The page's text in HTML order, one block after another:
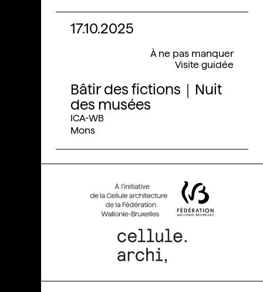
17.10.2025
Bâtir des fictions｜Nuit
des musées
À ne pas manquer
Visite guidée
ICA-WB
Mons